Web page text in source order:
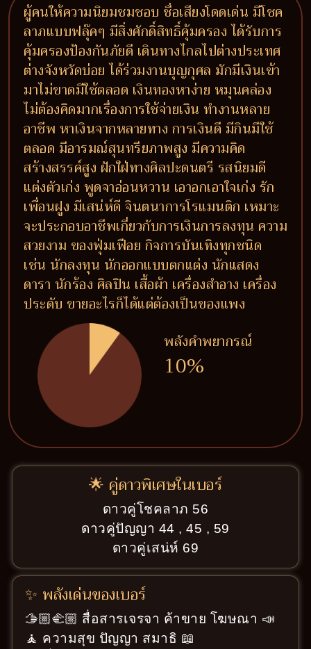
ผู้คนให้ความนิยมชมชอบ ชื่อเสียงโดดเด่น มีโชค
ลาภแบบฟลุ๊คๆ มีสิ่งศักดิ์สิทธิ์คุ้มครอง ได้รับการ
คุ้มครองป้องกันภัยดี เดินทางไกลไปต่างประเทศ
ต่างจังหวัดบ่อย ได้ร่วมงานบุญกุศล มักมีเงินเข้า
มาไม่ขาดมีใช้ตลอด เงินทองหาง่าย หมุนคล่อง
ไม่ต้องคิดมากเรื่องการใช้จ่ายเงิน ทำงานหลาย
อาชีพ หาเงินจากหลายทาง การเงินดี มีกินมีใช้
ตลอด มีอารมณ์สุนทรียภาพสูง มีความคิด
สร้างสรรค์สูง ฝักใฝ่ทางศิลปะดนตรี รสนิยมดี
แต่งตัวเก่ง พูดจาอ่อนหวาน เอาอกเอาใจเก่ง รัก
เพื่อนฝูง มีเสน่ห์ดี จินตนาการโรแมนติก เหมาะ
จะประกอบอาชีพเกี่ยวกับการเงินการลงทุน ความ
สวยงาม ของฟุ่มเฟือย กิจการบันเทิงทุกชนิด
เช่น นักลงทุน นักออกแบบตกแต่ง นักแสดง
ดารา นักร้อง ศิลปิน เสื้อผ้า เครื่องสำอาง เครื่อง
ประดับ ขายอะไรก็ได้แต่ต้องเป็นของแพง
พลังคำพยากรณ์
10%
🌟 คู่ดาวพิเศษในเบอร์
ดาวคู่โชคลาภ 56
ดาวคู่ปัญญา 44 , 45 , 59
ดาวคู่เสน่ห์ 69
✨ พลังเด่นของเบอร์
🫱🏼‍🫲🏼 สื่อสารเจรจา ค้าขาย โฆษณา 📣
🧘 ความสุข ปัญญา สมาธิ 📖